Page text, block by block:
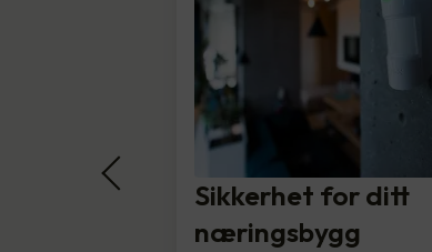
Sikkerhet for ditt
næringsbygg